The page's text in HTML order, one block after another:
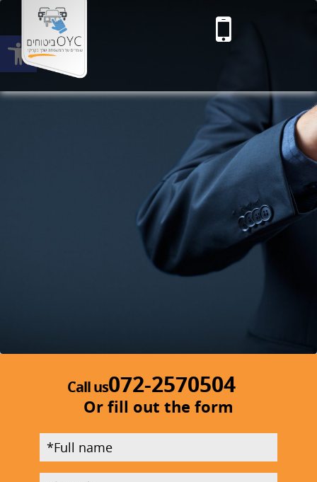
Open toolbarToggle main menu visibility
Call us072-2570504
Or fill out the form